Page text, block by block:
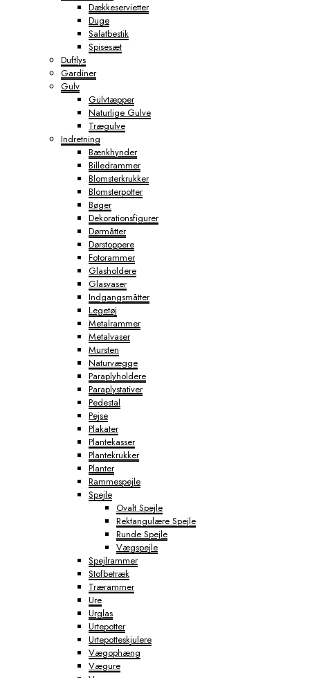
Dækkeservietter
Duge
Salatbestik
Spisesæt
Duftlys
Gardiner
Gulv
Gulvtæpper
Naturlige Gulve
Trægulve
Indretning
Bænkhynder
Billedrammer
Blomsterkrukker
Blomsterpotter
Bøger
Dekorationsfigurer
Dørmåtter
Dørstoppere
Fotorammer
Glasholdere
Glasvaser
Indgangsmåtter
Legetøj
Metalrammer
Metalvaser
Mursten
Naturvægge
Paraplyholdere
Paraplystativer
Pedestal
Pejse
Plakater
Plantekasser
Plantekrukker
Planter
Rammespejle
Spejle
Ovalt Spejle
Rektangulære Spejle
Runde Spejle
Vægspejle
Spejlrammer
Stofbetræk
Trærammer
Ure
Urglas
Urtepotter
Urtepotteskjulere
Vægophæng
Vægure